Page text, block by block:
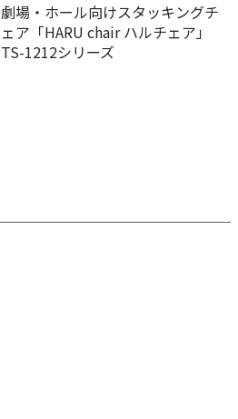
劇場・ホール向けスタッキングチ
ェア「HARU chair ハルチェア」
TS-1212シリーズ